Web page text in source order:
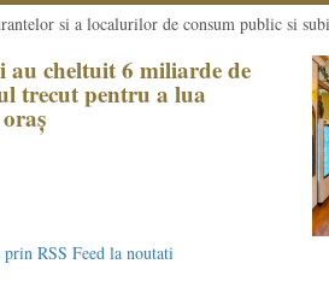
si a localurilor de consum public si
au cheltuit 6 miliarde de
trecut pentru a lua
RSS Feed la noutati